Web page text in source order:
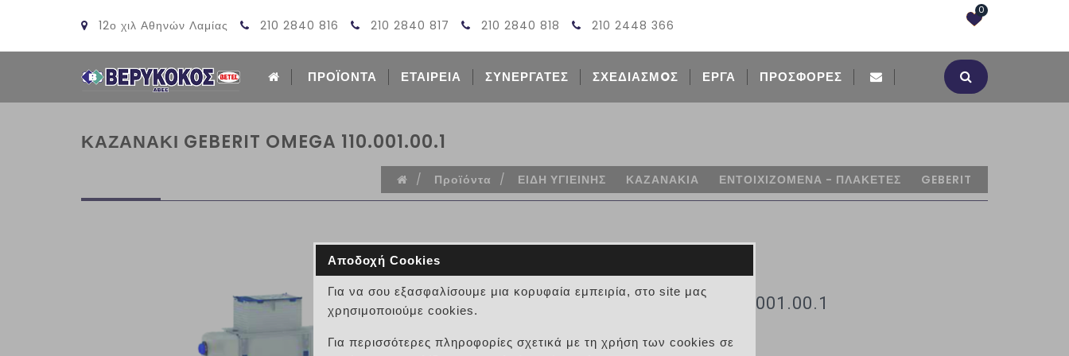
12ο χιλ Αθηνών Λαμίας 210 2840 816 210 2840 817 210 2840 818 210 2448 366
0
ΠΡΟΪΟΝΤΑ ΕΤΑΙΡΕΙΑ ΣΥΝΕΡΓΑΤΕΣ ΣΧΕΔΙΑΣΜOΣ ΕΡΓΑ ΠΡΟΣΦΟΡΈΣ
ΚΑΖΑΝΑΚΙ GEBERIT OMEGA 110.001.00.1
/ Προϊόντα / ΕΙΔΗ ΥΓΙΕΙΝΗΣ ΚΑΖΑΝΑΚΙΑ ΕΝΤΟΙΧΙΖΟΜΕΝΑ - ΠΛΑΚΕΤΕΣ GEBERIT
ΚΑΖΑΝΑΚΙ GEBERIT OMEGA 110.001.00.1
Αποδοχή Cookies
Για να σου εξασφαλίσουμε μια κορυφαία εμπειρία, στο site μας
χρησιμοποιούμε cookies.
Για περισσότερες πληροφορίες σχετικά με τη χρήση των cookies σε